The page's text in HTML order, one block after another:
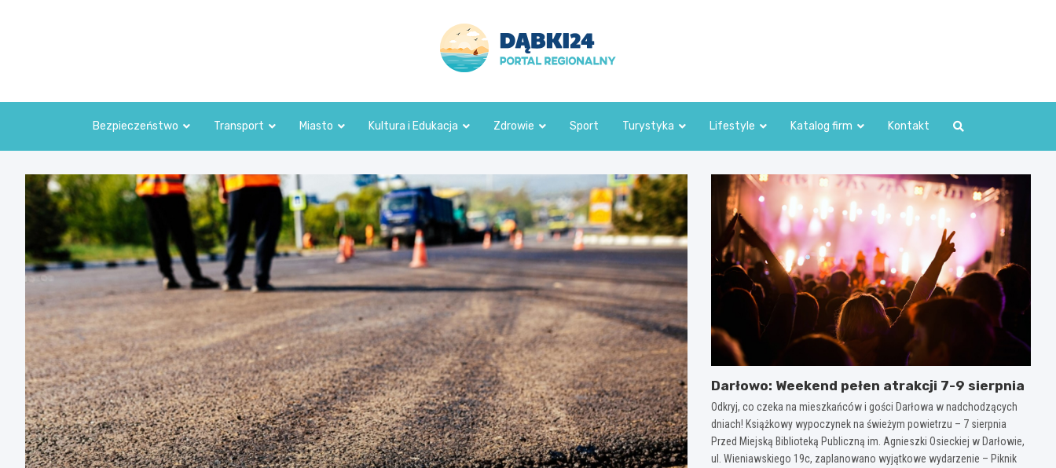
dabki24.pl
Bezpieczeństwo Transport Miasto Kultura i Edukacja Zdrowie Sport Turystyka Lifestyle Katalog firm Kontakt
Darłowo: Weekend pełen atrakcji 7-9 sierpnia
Odkryj, co czeka na mieszkańców i gości Darłowa w nadchodzących
dniach! Książkowy wypoczynek na świeżym powietrzu – 7 sierpnia
Przed Miejską Biblioteką Publiczną im. Agnieszki Osieckiej w Darłowie,
ul. Wieniawskiego 19c, zaplanowano wyjątkowe wydarzenie – Piknik